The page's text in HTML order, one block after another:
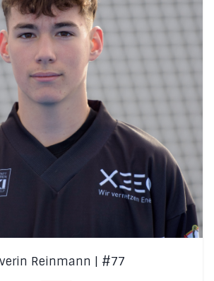
Reinmann | #77